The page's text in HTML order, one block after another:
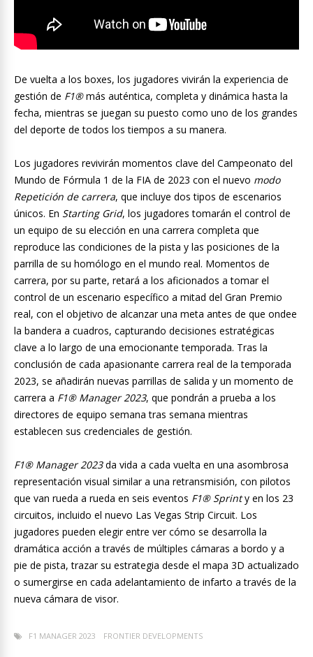
De vuelta a los boxes, los jugadores vivirán la experiencia de
gestión de F1®más auténtica, completa y dinámica hasta la
fecha, mientras se juegan su puesto como uno de los grandes
del deporte de todos los tiempos a su manera.
Los jugadores revivirán momentos clave del Campeonato del
Mundo de Fórmula 1 de la FIA de 2023 con el nuevo modo
Repetición de carrera, que incluye dos tipos de escenarios
únicos. En Starting Grid, los jugadores tomarán el control de
un equipo de su elección en una carrera completa que
reproduce las condiciones de la pista y las posiciones de la
parrilla de su homólogo en el mundo real. Momentos de
carrera, por su parte, retará a los aficionados a tomar el
control de un escenario específico a mitad del Gran Premio
real, con el objetivo de alcanzar una meta antes de que ondee
la bandera a cuadros, capturando decisiones estratégicas
clave a lo largo de una emocionante temporada. Tras la
conclusión de cada apasionante carrera real de la temporada
2023, se añadirán nuevas parrillas de salida y un momento de
carrera a F1® Manager 2023, que pondrán a prueba a los
directores de equipo semana tras semana mientras
establecen sus credenciales de gestión.
F1® Manager 2023da vida a cada vuelta en una asombrosa
representación visual similar a una retransmisión, con pilotos
que van rueda a rueda en seis eventos F1® Sprinty en los 23
circuitos, incluido el nuevo Las Vegas Strip Circuit. Los
jugadores pueden elegir entre ver cómo se desarrolla la
dramática acción a través de múltiples cámaras a bordo y a
pie de pista, trazar su estrategia desde el mapa 3D actualizado
o sumergirse en cada adelantamiento de infarto a través de la
nueva cámara de visor.
F1 MANAGER 2023 FRONTIER DEVELOPMENTS